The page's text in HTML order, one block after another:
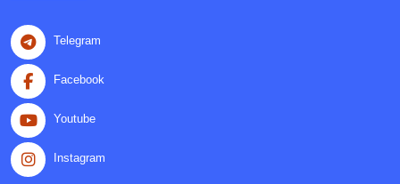
Telegram
Facebook
Youtube
Instagram